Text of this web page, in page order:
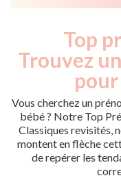
Top
Trouvez
Vous cherchez un
bébé ? Notre Top
Classiques revisités,
montent en flèche
de repérer les